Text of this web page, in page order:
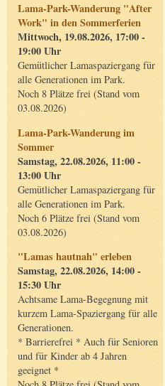
Lama-Park-Wanderung "After
Work" in den Sommerferien
Mittwoch, 19.08.2026, 17:00 -
19:00 Uhr
Gemütlicher Lamaspaziergang für
alle Generationen im Park.
Noch 8 Plätze frei (Stand vom
03.08.2026)
Lama-Park-Wanderung im
Sommer
Samstag, 22.08.2026, 11:00 -
13:00 Uhr
Gemütlicher Lamaspaziergang für
alle Generationen im Park.
Noch 6 Plätze frei (Stand vom
03.08.2026)
"Lamas hautnah" erleben
Samstag, 22.08.2026, 14:00 -
15:30 Uhr
Achtsame Lama-Begegnung mit
kurzem Lama-Spaziergang für alle
Generationen.
* Barrierefrei * Auch für Senioren
und für Kinder ab 4 Jahren
geeignet *